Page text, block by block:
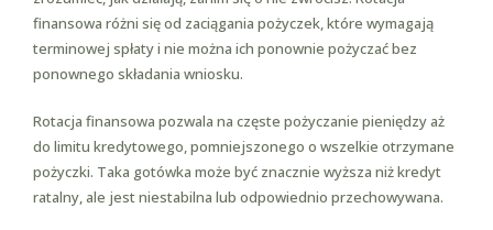
finansowa różni się od zaciągania pożyczek, które wymagają
terminowej spłaty i nie można ich ponownie pożyczać bez
ponownego składania wniosku.
Rotacja finansowa pozwala na częste pożyczanie pieniędzy aż
do limitu kredytowego, pomniejszonego o wszelkie otrzymane
pożyczki. Taka gotówka może być znacznie wyższa niż kredyt
ratalny, ale jest niestabilna lub odpowiednio przechowywana.